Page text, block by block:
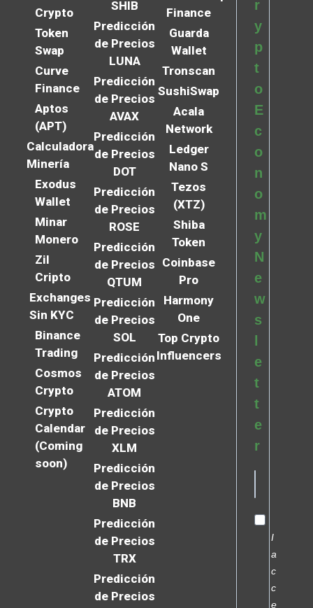
Crypto
Token
Swap
Curve
Finance
Aptos
(APT)
Calculadora
Minería
Exodus
Wallet
Minar
Monero
Zil
Cripto
Exchanges
Sin KYC
Binance
Trading
Cosmos
Crypto
Crypto
Calendar
(Coming
soon)
SHIB
Predicción
de Precios
LUNA
Predicción
de Precios
AVAX
Predicción
de Precios
DOT
Predicción
de Precios
ROSE
Predicción
de Precios
QTUM
Predicción
de Precios
SOL
Predicción
de Precios
ATOM
Predicción
de Precios
XLM
Predicción
de Precios
BNB
Predicción
de Precios
TRX
Predicción
de Precios
Finance
Guarda
Wallet
Tronscan
SushiSwap
Acala
Network
Ledger
Nano S
Tezos
(XTZ)
Shiba
Token
Coinbase
Pro
Harmony
One
Top Crypto
Influencers
r
y
p
t
o
E
c
o
n
o
m
y
N
e
w
s
l
e
t
t
e
r
I
a
c
c
e